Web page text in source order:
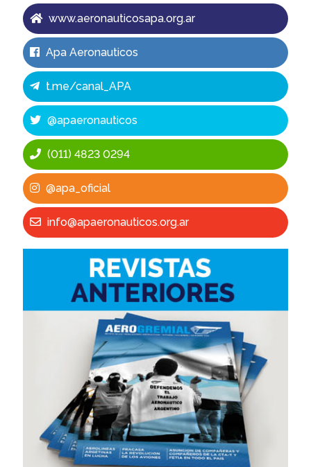
www.aeronauticosapa.org.ar
Apa Aeronauticos
t.me/canal_APA
@apaeronauticos
(011) 4823 0294
@apa_oficial
info@apaeronauticos.org.ar